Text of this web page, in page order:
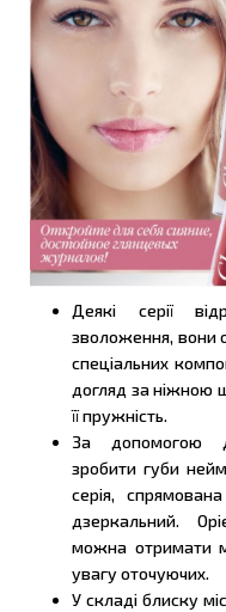
Деякі серії
зволоження, вони
спеціальних
догляд за ніжною
її пружність.
За допомогою
зробити губи
серія,
дзеркальний.
можна отримати
увагу оточуючих.
У складі блиску